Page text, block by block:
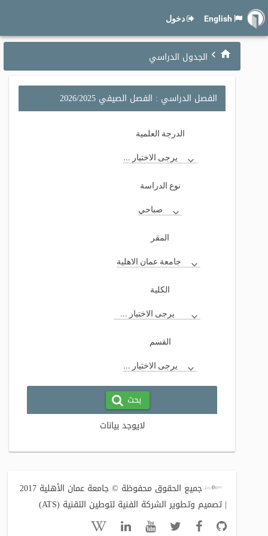
دخول
الجدول الدراسي
الفصل الدراسي : الفصل الصيفي 2026/2025
الدرجة العلمية
يرجى الاختيار ...
نوع الدراسة
صباحي
المقر
جامعة عمان الاهلية
الكلية
يرجى الاختيار ...
القسم
يرجى الاختيار ...
بحث
لايوجد بيانات
جميع الحقوق محفوظة © جامعة عمان الأهلية 2017
| تصميم وتطوير الشركة الفنية لتوطين التقنية (ATS)